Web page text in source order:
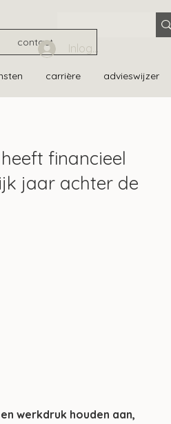
contact
carrière advieswijzer
Inloggen
financieel
jaar achter de
werkdruk houden aan,